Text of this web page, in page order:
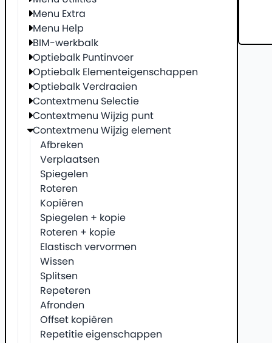
Menu Extra
Menu Help
BIM-werkbalk
Optiebalk Puntinvoer
Optiebalk Elementeigenschappen
Optiebalk Verdraaien
Contextmenu Selectie
Contextmenu Wijzig punt
Contextmenu Wijzig element
Afbreken
Verplaatsen
Spiegelen
Roteren
Kopiëren
Spiegelen + kopie
Roteren + kopie
Elastisch vervormen
Wissen
Splitsen
Repeteren
Afronden
Offset kopiëren
Repetitie eigenschappen